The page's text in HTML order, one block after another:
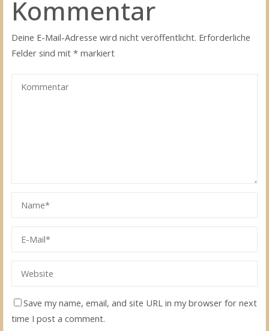
Kommentar
Deine E-Mail-Adresse wird nicht veröffentlicht. Erforderliche
Felder sind mit* markiert
Save my name, email, and site URL in my browser for next
time I post a comment.